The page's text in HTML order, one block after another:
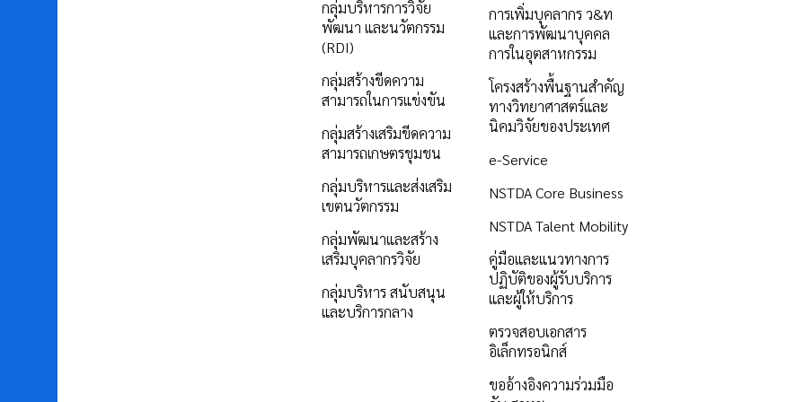
กลุ่มบริหารการวิจัย
พัฒนา และนวัตกรรม
(RDI)
กลุ่มสร้างขีดความ
สามารถในการแข่งขัน
กลุ่มสร้างเสริมขีดความ
สามารถเกษตรชุมชน
กลุ่มบริหารและส่งเสริม
เขตนวัตกรรม
กลุ่มพัฒนาและสร้าง
เสริมบุคลากรวิจัย
กลุ่มบริหาร สนับสนุน
และบริการกลาง
การเพิ่มบุคลากร ว&ท
และการพัฒนาบุคคล
การในอุตสาหกรรม
โครงสร้างพื้นฐานสำคัญ
ทางวิทยาศาสตร์และ
นิคมวิจัยของประเทศ
e-Service
NSTDA Core Business
NSTDA Talent Mobility
คู่มือและแนวทางการ
ปฏิบัติของผู้รับบริการ
และผู้ให้บริการ
ตรวจสอบเอกสาร
อิเล็กทรอนิกส์
ขออ้างอิงความร่วมมือ